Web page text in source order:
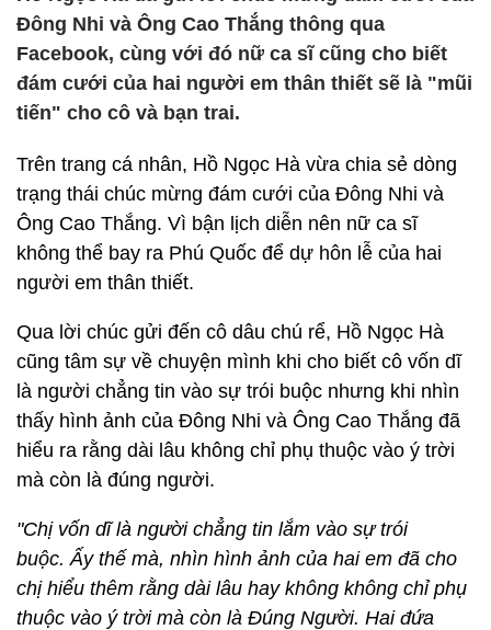
Đông Nhi và Ông Cao Thắng thông qua
Facebook, cùng với đó nữ ca sĩ cũng cho biết
đám cưới của hai người em thân thiết sẽ là "mũi
tiến" cho cô và bạn trai.
Trên trang cá nhân, Hồ Ngọc Hà vừa chia sẻ dòng
trạng thái chúc mừng đám cưới của Đông Nhi và
Ông Cao Thắng. Vì bận lịch diễn nên nữ ca sĩ
không thể bay ra Phú Quốc để dự hôn lễ của hai
người em thân thiết.
Qua lời chúc gửi đến cô dâu chú rể, Hồ Ngọc Hà
cũng tâm sự về chuyện mình khi cho biết cô vốn dĩ
là người chẳng tin vào sự trói buộc nhưng khi nhìn
thấy hình ảnh của Đông Nhi và Ông Cao Thắng đã
hiểu ra rằng dài lâu không chỉ phụ thuộc vào ý trời
mà còn là đúng người.
"Chị vốn dĩ là người chẳng tin lắm vào sự trói
buộc. Ấy thế mà, nhìn hình ảnh của hai em đã cho
chị hiểu thêm rằng dài lâu hay không không chỉ phụ
thuộc vào ý trời mà còn là Đúng Người. Hai đứa